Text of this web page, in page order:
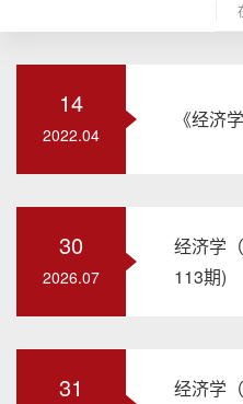
14
2022.04
《经济
30
2026.07
经济学
113期)
31
经济学